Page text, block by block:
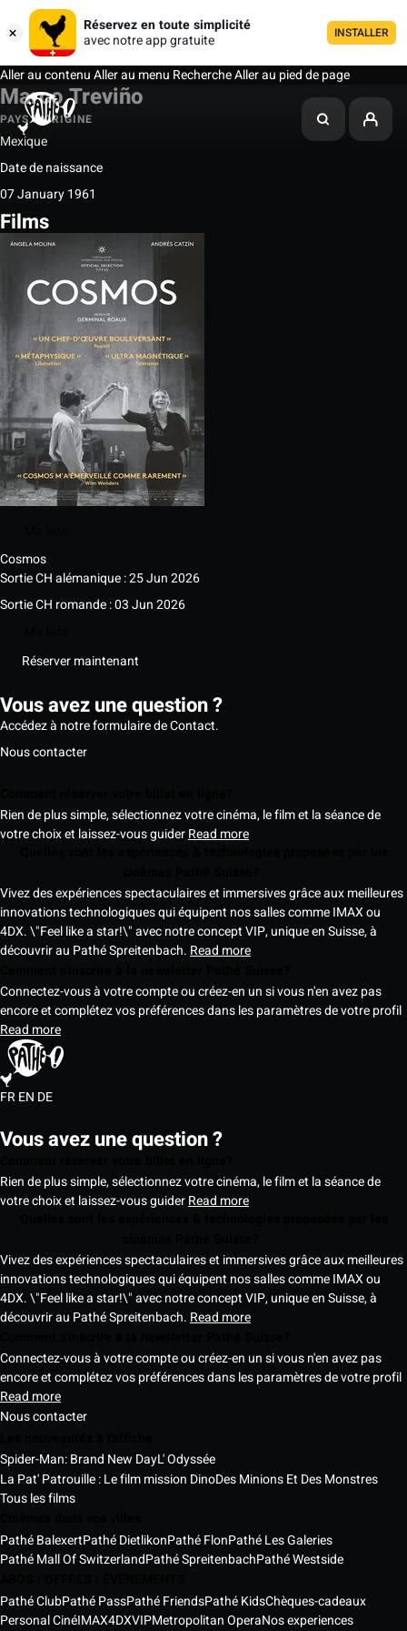
Réservez en toute simplicité
avec notre app gratuite
INSTALLER
Aller au contenuAller au menu RechercheAller au pied de page
Marco Treviño
PAYS D'ORIGINE
Mexique
Date de naissance
07 January 1961
Films
Cosmos
Sortie CH alémanique : 25 Jun 2026
Sortie CH romande : 03 Jun 2026
Réserver maintenant
Vous avez une question ?
Accédez à notre formulaire de Contact.
Nous contacter
Rien de plus simple, sélectionnez votre cinéma, le film et la séance de
votre choix et laissez-vous guiderRead more
Vivez des expériences spectaculaires et immersives grâce aux meilleures
innovations technologiques qui équipent nos salles comme IMAX ou
4DX. \"Feel like a star!\" avec notre concept VIP, unique en Suisse, à
découvrir au Pathé Spreitenbach. Read more
Connectez-vous à votre compte ou créez-en un si vous n'en avez pas
encore et complétez vos préférences dans les paramètres de votre profil
Read more
FREN DE
Vous avez une question ?
Rien de plus simple, sélectionnez votre cinéma, le film et la séance de
votre choix et laissez-vous guiderRead more
Vivez des expériences spectaculaires et immersives grâce aux meilleures
innovations technologiques qui équipent nos salles comme IMAX ou
4DX. \"Feel like a star!\" avec notre concept VIP, unique en Suisse, à
découvrir au Pathé Spreitenbach. Read more
Connectez-vous à votre compte ou créez-en un si vous n'en avez pas
encore et complétez vos préférences dans les paramètres de votre profil
Read more
Nous contacter
Spider-Man: Brand New DayL' Odyssée
La Pat' Patrouille : Le film mission DinoDes Minions Et Des Monstres
Tous les films
Pathé BalexertPathé DietlikonPathé FlonPathé Les Galeries
Pathé Mall Of SwitzerlandPathé SpreitenbachPathé Westside
Pathé ClubPathé PassPathé FriendsPathé KidsChèques-cadeaux
Personal CinéIMAX4DXVIPMetropolitan OperaNos experiences